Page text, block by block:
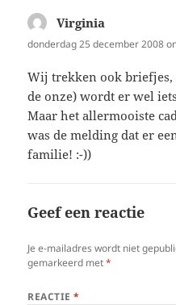
Virginia
donderdag 25 december 2008
Wij trekken ook
de onze) wordt er wel
Maar het allermooiste
was de melding dat er
familie! :-))
Geef een reactie
Je e-mailadres wordt niet
gemarkeerd met*
REACTIE*